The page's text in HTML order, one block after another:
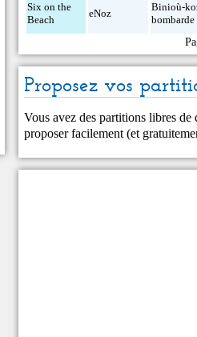
Six on the
Beach
eNoz
Binioù-
bombarde
Proposez vos
Vous avez des partitions libres
proposer facilement (et